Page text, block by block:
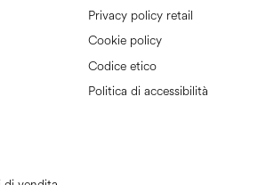
Privacy policy retail
Cookie policy
Codice etico
Politica di accessibilità